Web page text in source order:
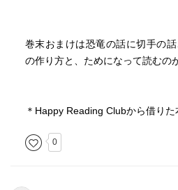
巻末おまけは恐竜の話に切手の
の作り方と、ためになって読むの
＊Happy Reading Clubから借りた
0